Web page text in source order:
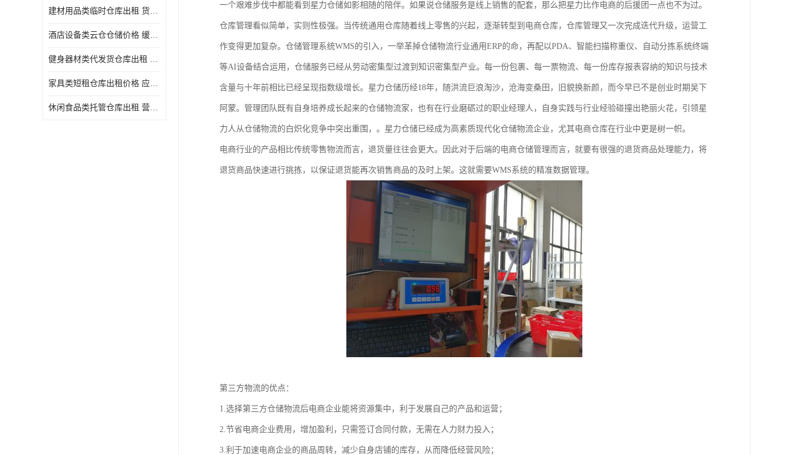
建材用品类临时仓库出租 货物装卸方便 仓储供应链配套
酒店设备类云仓仓储价格 缓解企业储存压力 智能电商配套
健身器材类代发货仓库出租 租期灵活 新媒体平台配套
家具类短租仓库出租价格 应用广泛 智能电商配套
休闲食品类托管仓库出租 营造良好环境氛围 垂直电商配套
一个艰难步伐中都能看到星力仓储如影相随的陪伴。如果说仓储服务是线上销售的配套，那么把星力比作电商的后援团一点也不为过。
仓库管理看似简单，实则性极强。当传统通用仓库随着线上零售的兴起，逐渐转型到电商仓库，仓库管理又一次完成迭代升级，运营工
作变得更加复杂。仓储管理系统WMS的引入，一举革掉仓储物流行业通用ERP的命，再配以PDA、智能扫描称重仪、自动分拣系统终端
等AI设备结合运用，仓储服务已经从劳动密集型过渡到知识密集型产业。每一份包裹、每一票物流、每一份库存报表容纳的知识与技术
含量与十年前相比已经呈现指数级增长。星力仓储历经18年，随洪流巨浪淘沙，沧海变桑田，旧貌换新颜，而今早已不是创业时期吴下
阿蒙。管理团队既有自身培养成长起来的仓储物流家，也有在行业磨砺过的职业经理人，自身实践与行业经验碰撞出艳丽火花，引领星
力人从仓储物流的白炽化竞争中突出重围，。星力仓储已经成为高素质现代化仓储物流企业，尤其电商仓库在行业中更是树一帜。
电商行业的产品相比传统零售物流而言，退货量往往会更大。因此对于后端的电商仓储管理而言，就要有很强的退货商品处理能力，将
退货商品快速进行挑拣，以保证退货能再次销售商品的及时上架。这就需要WMS系统的精准数据管理。
第三方物流的优点：
1.选择第三方仓储物流后电商企业能将资源集中，利于发展自己的产品和运营；
2.节省电商企业费用，增加盈利，只需签订合同付款，无需在人力财力投入；
3.利于加速电商企业的商品周转，减少自身店铺的库存，从而降低经营风险；